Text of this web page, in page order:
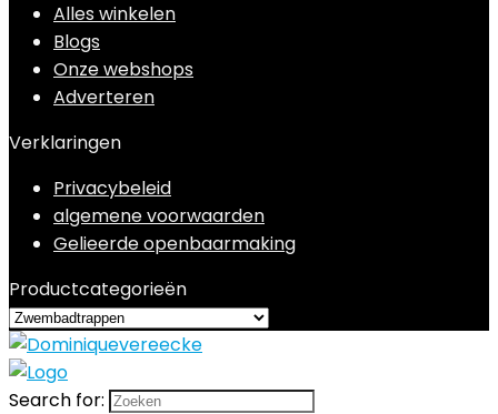
Alles winkelen
Blogs
Onze webshops
Adverteren
Verklaringen
Privacybeleid
algemene voorwaarden
Gelieerde openbaarmaking
Productcategorieën
Search for: